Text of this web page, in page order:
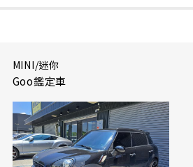
MINI/迷你
Goo鑑定車